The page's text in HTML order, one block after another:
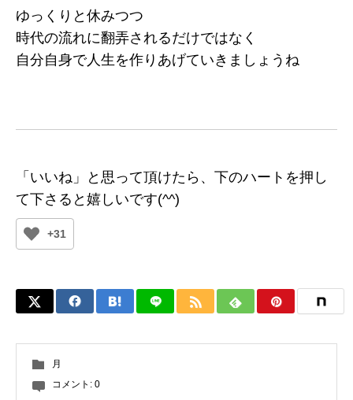
ゆっくりと休みつつ
時代の流れに翻弄されるだけではなく
自分自身で人生を作りあげていきましょうね
「いいね」と思って頂けたら、下のハートを押し
て下さると嬉しいです(^^)
+31
月
コメント: 0